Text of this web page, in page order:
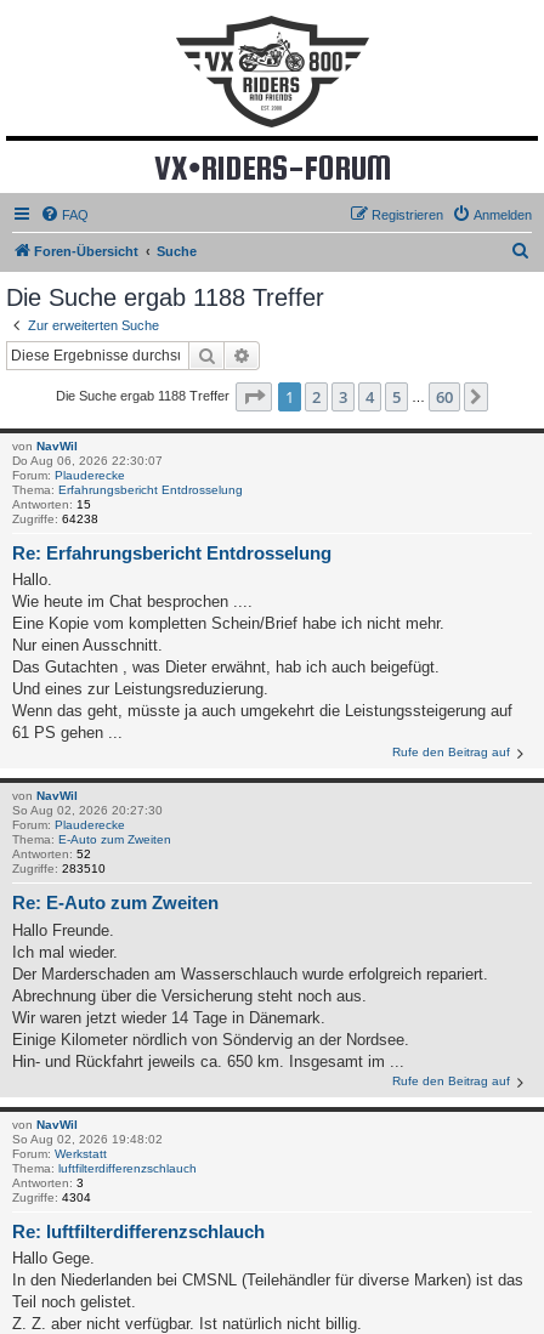
VX•RIDERS-FORUM
FAQ Anmelden
Registrieren
Foren-Übersicht Suche
Die Suche ergab 1188 Treffer
Zur erweiterten Suche
Suche
Die Suche ergab 1188 Treffer Seite 1von 60
1 2 3 4 5 60
von NavWil
Do Aug 06, 2026 22:30:07
Forum: Plauderecke
Thema: Erfahrungsbericht Entdrosselung
Antworten: 15
Zugriffe: 64238
Re: Erfahrungsbericht Entdrosselung
Hallo.
Wie heute im Chat besprochen ....
Eine Kopie vom kompletten Schein/Brief habe ich nicht mehr.
Nur einen Ausschnitt.
Das Gutachten , was Dieter erwähnt, hab ich auch beigefügt.
Und eines zur Leistungsreduzierung.
Wenn das geht, müsste ja auch umgekehrt die Leistungssteigerung auf
61 PS gehen ...
Rufe den Beitrag auf
von NavWil
So Aug 02, 2026 20:27:30
Forum: Plauderecke
Thema: E-Auto zum Zweiten
Antworten: 52
Zugriffe: 283510
Re: E-Auto zum Zweiten
Hallo Freunde.
Ich mal wieder.
Der Marderschaden am Wasserschlauch wurde erfolgreich repariert.
Abrechnung über die Versicherung steht noch aus.
Wir waren jetzt wieder 14 Tage in Dänemark.
Einige Kilometer nördlich von Söndervig an der Nordsee.
Hin- und Rückfahrt jeweils ca. 650 km. Insgesamt im ...
Rufe den Beitrag auf
von NavWil
So Aug 02, 2026 19:48:02
Forum: Werkstatt
Thema: luftfilterdifferenzschlauch
Antworten: 3
Zugriffe: 4304
Re: luftfilterdifferenzschlauch
Hallo Gege.
In den Niederlanden bei CMSNL (Teilehändler für diverse Marken) ist das
Teil noch gelistet.
Z. Z. aber nicht verfügbar. Ist natürlich nicht billig.